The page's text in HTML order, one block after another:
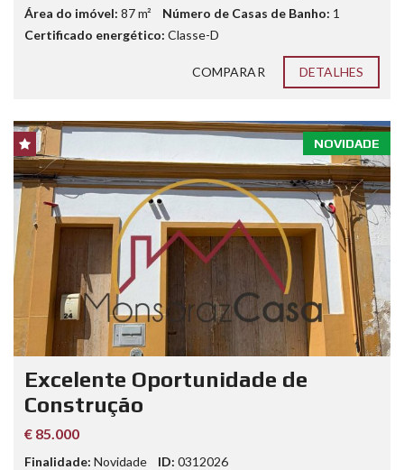
Área do imóvel: 87m² Número de Casas de Banho: 1
Certificado energético: Classe-D
COMPARAR DETALHES
NOVIDADE
Excelente Oportunidade de
Construção
€ 85.000
Finalidade: Novidade ID: 0312026